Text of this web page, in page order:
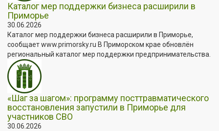
Каталог мер поддержки бизнеса расширили в
Приморье
30.06.2026
Каталог мер поддержки бизнеса расширили в Приморье,
сообщает www.primorsky.ru В Приморском крае обновлён
региональный каталог мер поддержки предпринимательства.
«Шаг за шагом»: программу посттравматического
восстановления запустили в Приморье для
участников СВО
30.06.2026